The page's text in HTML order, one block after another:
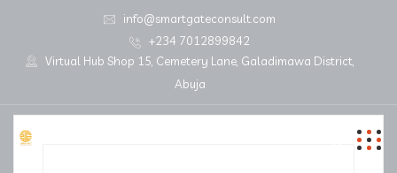
info@smartgateconsult.com
+234 7012899842
Virtual Hub Shop 15, Cemetery Lane, Galadimawa District,
Abuja